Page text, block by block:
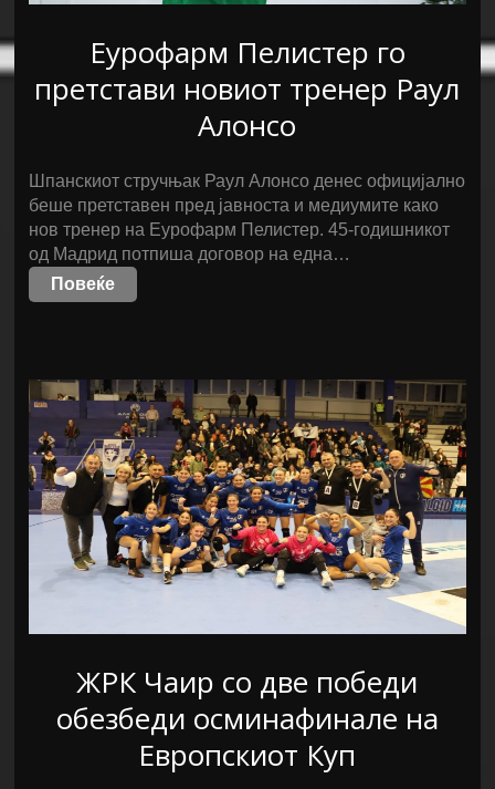
Еурофарм Пелистер го
претстави новиот тренер Раул
Алонсо
Шпанскиот стручњак Раул Алонсо денес официјално
беше претставен пред јавноста и медиумите како
нов тренер на Еурофарм Пелистер. 45-годишникот
од Мадрид потпиша договор на една…
Повеќе
ЖРК Чаир со две победи
обезбеди осминафинале на
Европскиот Куп